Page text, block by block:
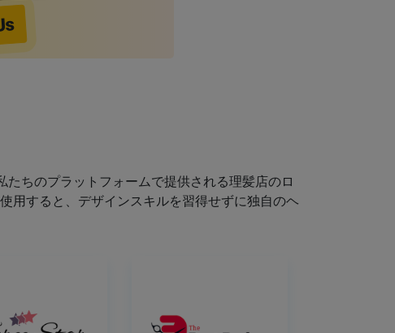
ちのプラットフォームで提供される理髪店のロ
用すると、デザインスキルを習得せずに独自のヘ